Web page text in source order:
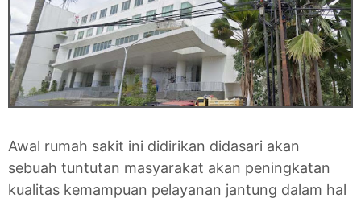
Awal rumah sakit ini didirikan didasari akan
sebuah tuntutan masyarakat akan peningkatan
kualitas kemampuan pelayanan jantung dalam hal